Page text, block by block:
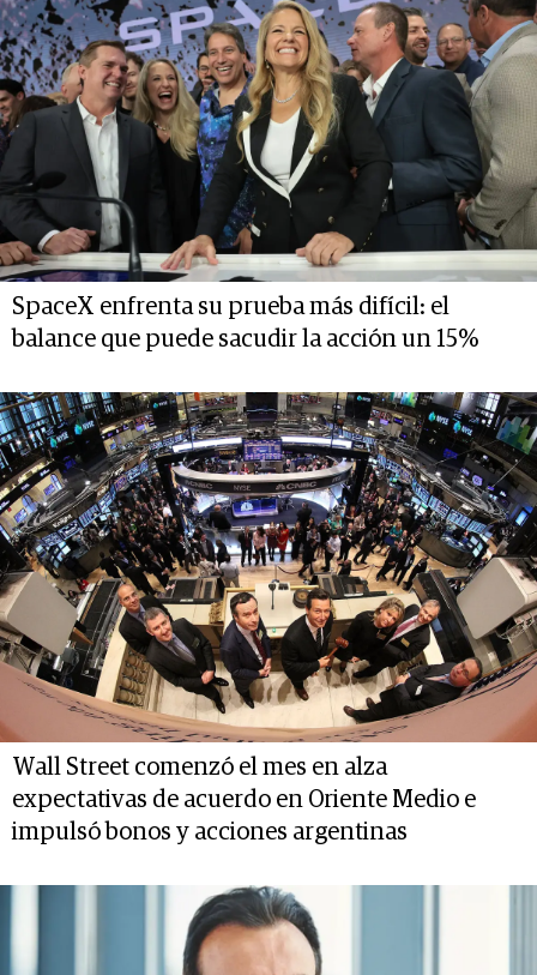
SpaceX enfrenta su prueba más difícil: el
balance que puede sacudir la acción un 15%
Wall Street comenzó el mes en alza
expectativas de acuerdo en Oriente Medio e
impulsó bonos y acciones argentinas